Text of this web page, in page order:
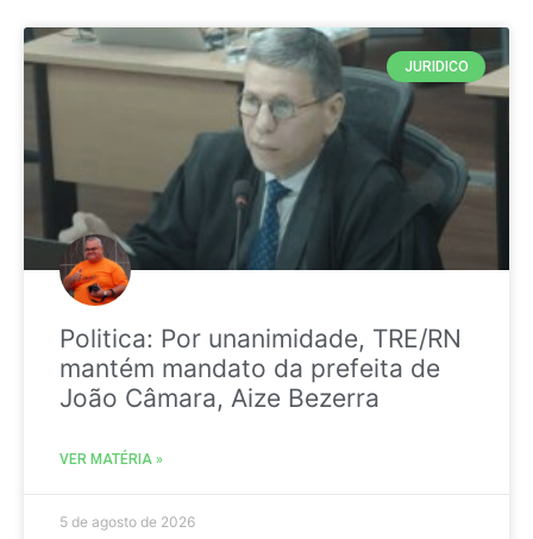
JURIDICO
Politica: Por unanimidade, TRE/RN
mantém mandato da prefeita de
João Câmara, Aize Bezerra
VER MATÉRIA »
5 de agosto de 2026